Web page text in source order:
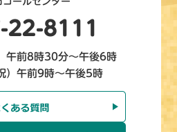
22-8111
午前8時30分～午後6時
）午前9時～午後5時